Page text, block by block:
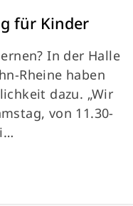
für Kinder
In der Halle
Rheine haben
dazu. „Wir
von 11.30-